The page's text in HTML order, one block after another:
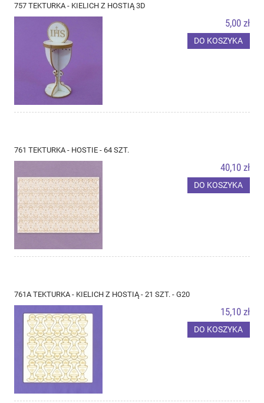
757 TEKTURKA - KIELICH Z HOSTIĄ 3D
5,00 zł
DO KOSZYKA
761 TEKTURKA - HOSTIE - 64 SZT.
40,10 zł
DO KOSZYKA
761A TEKTURKA - KIELICH Z HOSTIĄ - 21 SZT. - G20
15,10 zł
DO KOSZYKA